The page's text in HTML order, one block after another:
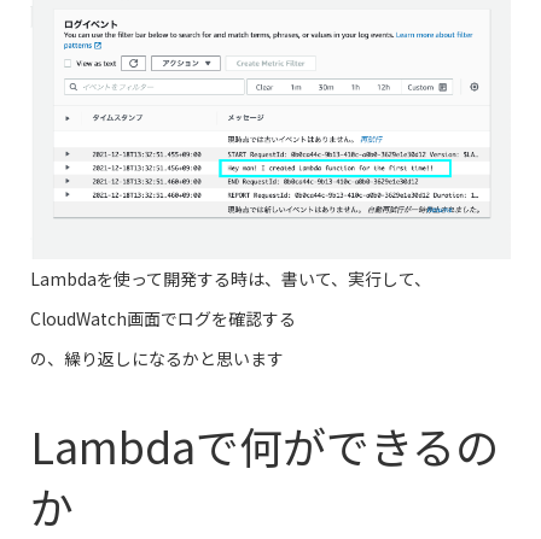
Lambdaを使って開発する時は、書いて、実行して、
CloudWatch画面でログを確認する
の、繰り返しになるかと思います
Lambdaで何ができるの
か